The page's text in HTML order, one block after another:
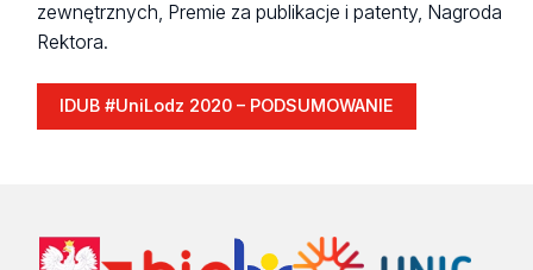
zewnętrznych, Premie za publikacje i patenty, Nagroda
Rektora.
IDUB #UniLodz 2020 – PODSUMOWANIE
IDUB